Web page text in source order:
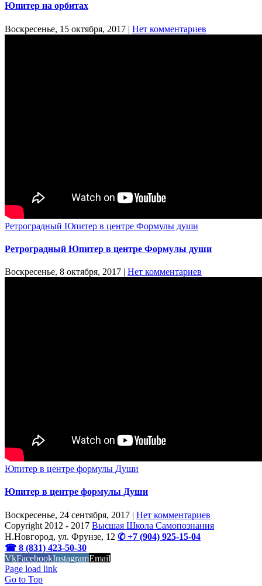
Юпитер на орбитах
Воскресенье, 15 октября, 2017 | Нет комментариев
Ретроградный Юпитер в центре Формулы души
Ретроградный Юпитер в центре Формулы души
Воскресенье, 8 октября, 2017 | Нет комментариев
Юпитер в центре формулы Души
Юпитер в центре формулы Души
Воскресенье, 24 сентября, 2017 | Нет комментариев
Copyright 2012 - 2017 Высшая Школа Самопознания
Н.Новгород, ул. Фрунзе, 12 ✆ +7 (904) 925-15-04
☎ 8 (831) 423-50-30
VkFacebookInstagramEmail
Page load link
Go to Top